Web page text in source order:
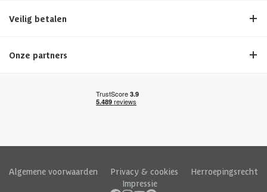
Veilig betalen
Onze partners
Algemene voorwaarden Privacy & cookies
Herroepingsrecht
Impressie